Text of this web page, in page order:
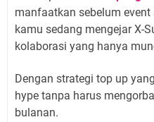
manfaatkan sebelum
kamu sedang mengejar X-
kolaborasi yang hanya
Dengan strategi top up
hype tanpa harus
bulanan.